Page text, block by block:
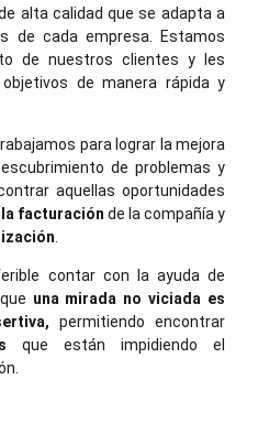
alta calidad que se adapta a
de cada empresa. Estamos
de nuestros clientes y les
de manera rápida y
para lograr la mejora
de problemas y
aquellas oportunidades
facturación de la compañía y
contar con la ayuda de
una mirada no viciada es
permitiendo encontrar
que están impidiendo el